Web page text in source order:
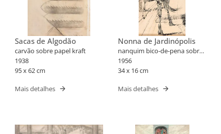
Sacas de Algodão
carvão sobre papel kraft
1938
95 x 62 cm
Mais detalhes
Nonna de Jardinópolis
nanquim bico-de-pena sobre
papel
1956
34 x 16 cm
Mais detalhes